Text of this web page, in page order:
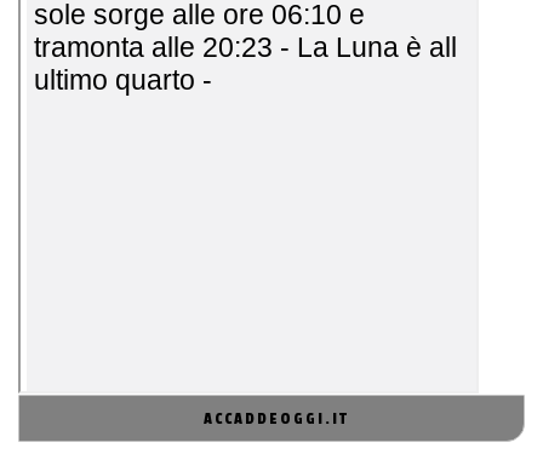
ACCADDEOGGI.IT